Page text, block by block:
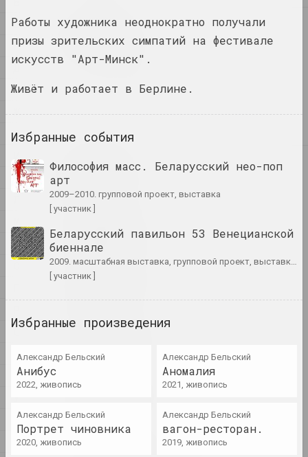
В
Г
Д
Е
Ж
З
К
Н
С
Т
Ў
Ф
Х
4 4–63
объединение
400 квадратов
А a.r.
художник, писатель, музыкант
Виктор Аберамок
Тихон Абрамов
Александр Адамов
Работы художника неоднократно получали
призы зрительских симпатий на фестивале
искусств "Арт-Минск".
Живёт и работает в Берлине.
Избранные события
Философия масс. Беларусский нео-поп
арт
2009–2010. групповой проект, выставка
[ участник ]
Беларусский павильон 53 Венецианской
биеннале
2009. масштабная выставка, групповой проект, выставка, критический проект
[ участник ]
Избранные произведения
Александр Бельский
Анибус
2022, живопись
Александр Бельский
Аномалия
2021, живопись
Александр Бельский
Портрет чиновника
2020, живопись
Александр Бельский
вагон-ресторан.
2019, живопись